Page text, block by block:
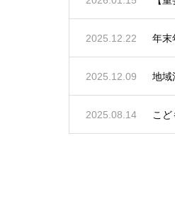
2025.12.22 年末
2025.12.09 地域
2025.08.14 こ